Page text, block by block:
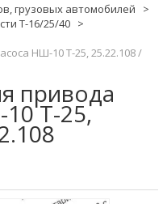
грузовых автомобилей
>
Т-16/25/40 >
НШ-10 Т-25, 25.22.108 /
привода
Т-25,